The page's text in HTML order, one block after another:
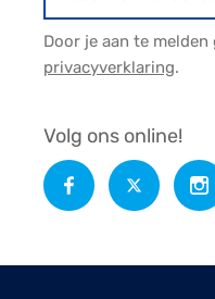
Door je aan te
privacyverklaring.
Volg ons online!